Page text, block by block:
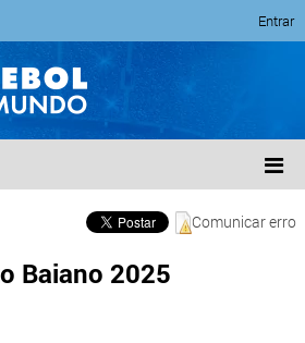
Entrar
Comunicar erro
Baiano 2025